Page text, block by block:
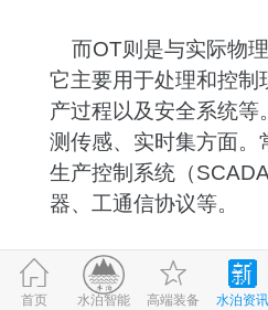
而OT则是与实际物理
它主要用于处理和控制
产过程以及安全系统等
测传感、实时集方面。
生产控制系统（
器、工通信协议等。
IT和OT之间存在一定
赖。首先，IT的技术
©2017-2026水泊智能 鲁ICP备09059980号-1 鲁公网安备
首页 水泊智能 高端装备 水泊资讯